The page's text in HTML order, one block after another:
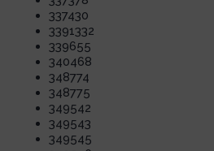
337430
3391332
339655
340468
348774
348775
349542
349543
349545